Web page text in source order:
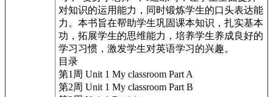
对知识的运用能力，同时锻炼学生的口头表达能
力。本书旨在帮助学生巩固课本知识，扎实基本
功，拓展学生的思维能力，培养学生养成良好的
学习习惯，激发学生对英语学习的兴趣。
目录
第1周 Unit 1 My classroom Part A
第2周 Unit 1 My classroom Part B